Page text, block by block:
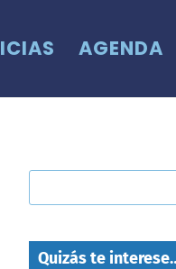
AGENDA
Quizás te